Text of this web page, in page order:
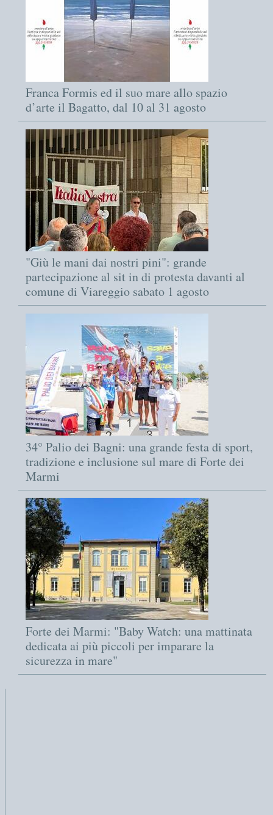
Franca Formis ed il suo mare allo spazio
d’arte il Bagatto, dal 10 al 31 agosto
"Giù le mani dai nostri pini": grande
partecipazione al sit in di protesta davanti al
comune di Viareggio sabato 1 agosto
34° Palio dei Bagni: una grande festa di sport,
tradizione e inclusione sul mare di Forte dei
Marmi
Forte dei Marmi: "Baby Watch: una mattinata
dedicata ai più piccoli per imparare la
sicurezza in mare"